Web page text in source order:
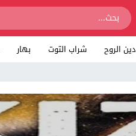
دين الروح شراب التوت بهار